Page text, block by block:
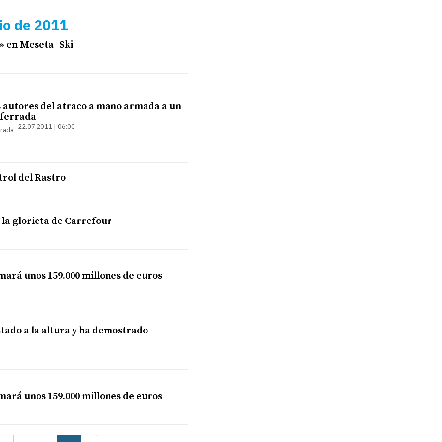
de 2011
en Meseta- Ski
autores del atraco a mano armada a un
22.07.2011 | 06:00
del Rastro
glorieta de Carrefour
unos 159.000 millones de euros
a la altura y ha demostrado
unos 159.000 millones de euros